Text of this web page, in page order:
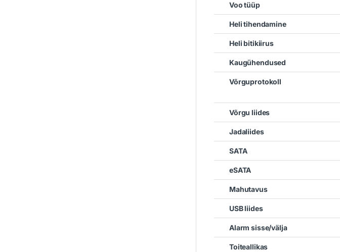
Voo tüüp
Heli tihendamine
Heli bitikiirus
Kaugühendused
Võrguprotokoll
Võrgu liides
Jadaliides
SATA
eSATA
Mahutavus
USB liides
Alarm sisse/välja
Toiteallikas